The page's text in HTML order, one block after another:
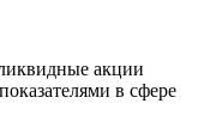
акции
в сфере